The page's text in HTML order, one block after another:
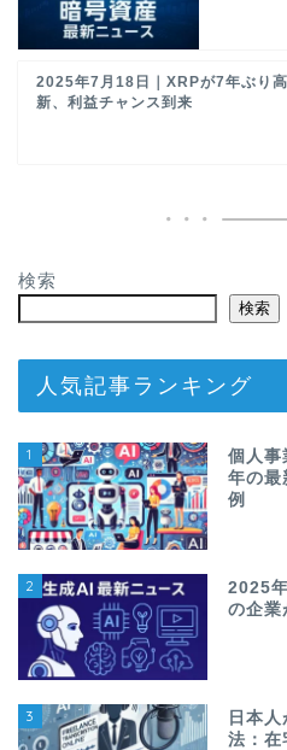
2025年7月18日｜XRPが7年ぶり
新、利益チャンス到来
検索
検索
人気記事ランキング
1
個人事
年の最
例
2
2025
の企業
3
日本
法：在